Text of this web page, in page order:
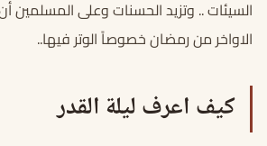
السيئات .. وتزيد الحسنات وعلى المسلمين
الاواخر من رمضان خصوصاً الوتر فيها..
كيف اعرف ليلة القدر